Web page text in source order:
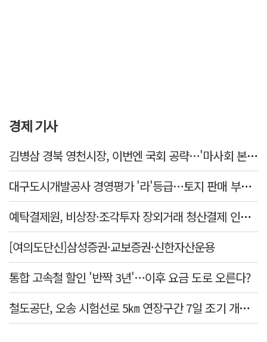
경제 기사
김병삼 경북 영천시장, 이번엔 국회 공략…'마사회 본사 이전·광역교통망 확충' 요청
대구도시개발공사 경영평가 '라'등급…토지 판매 부진에 1년 만에 두 단계 '뚝'
예탁결제원, 비상장·조각투자 장외거래 청산결제 인프라 구축 착수…연내 가동
[여의도단신]삼성증권·교보증권·신한자산운용
통합 고속철 할인 '반짝 3년'…이후 요금 도로 오른다?
철도공단, 오송 시험선로 5㎞ 연장구간 7일 조기 개통…LA 메트로 사업 지원